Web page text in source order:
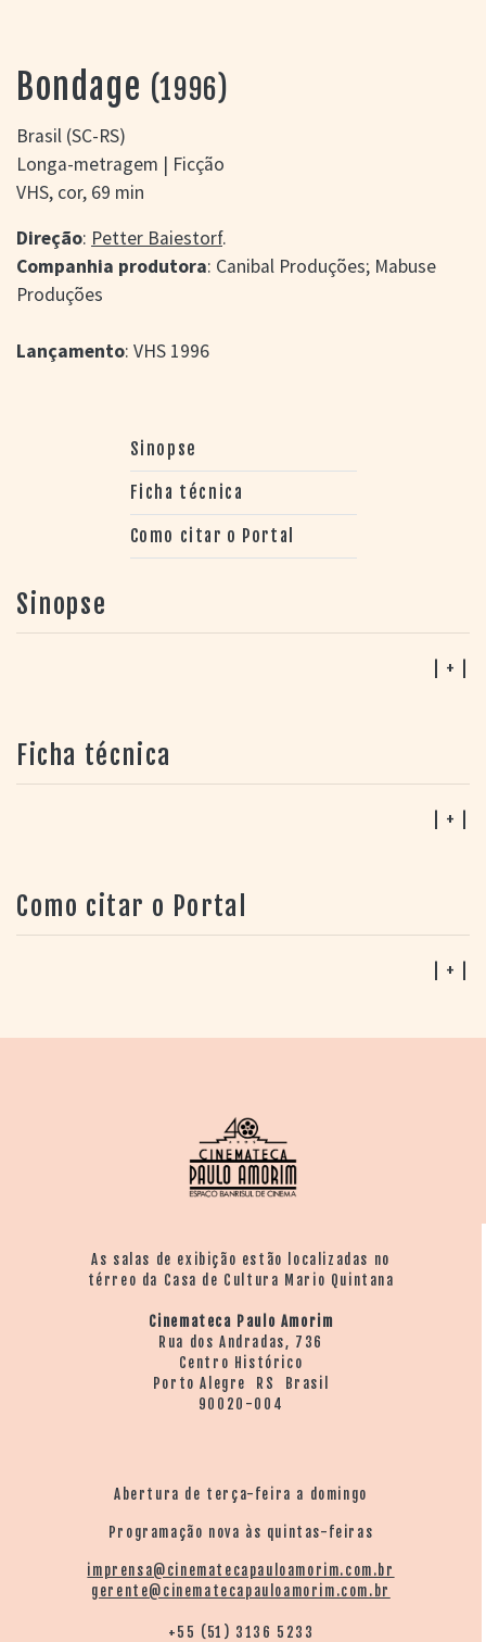
PORTAL DO
CINEMA GAÚCHO
> BUSCA AVANÇADA
> LISTA DE FILMES
> FILMOGRAFIAS DE
> DISCOGRAFIAS
> BIBLIOGRAFIAS
CONTATO E
Bondage (1996)
Brasil (SC-RS)
Longa-metragem | Ficção
VHS, cor, 69 min
Direção: Petter Baiestorf.
Companhia produtora: Canibal Produções; Mabuse
Produções
Lançamento: VHS 1996
Sinopse
Ficha técnica
Como citar o Portal
Sinopse
| + |
Ficha técnica
| + |
Como citar o Portal
| + |
As salas de exibição estão localizadas no
térreo da Casa de Cultura Mario Quintana
Cinemateca Paulo Amorim
Rua dos Andradas, 736
Centro Histórico
Porto Alegre RS Brasil
90020-004
Abertura de terça-feira a domingo
Programação nova às quintas-feiras
imprensa@cinematecapauloamorim.com.br
gerente@cinematecapauloamorim.com.br
+55 (51) 3136 5233